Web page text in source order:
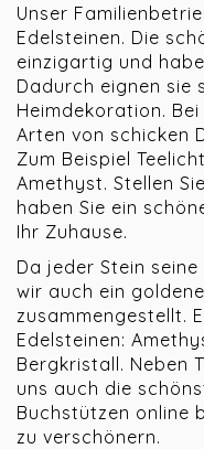
Unser
Edelsteinen. Die
einzigartig und
Dadurch eignen sie
Heimdekoration.
Arten von schicken
Zum Beispiel
Amethyst. Stellen
haben Sie ein
Ihr Zuhause.
Da jeder Stein
wir auch ein
zusammengestellt.
Edelsteinen:
Bergkristall. Neben
uns auch die
Buchstützen online
zu verschönern.